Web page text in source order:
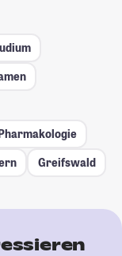
Greifswald